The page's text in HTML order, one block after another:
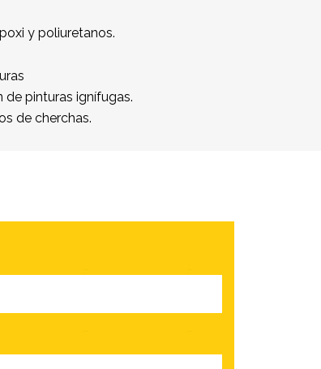
y poliuretanos.
de pinturas ignífugas.
de cherchas.